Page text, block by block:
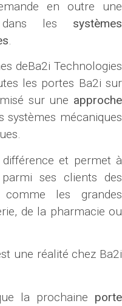
en outre une
dans les systèmes
.
deBa2i Technologies
les portes Ba2i sur
sur une approche
systèmes mécaniques
et permet à
ses clients des
les grandes
de la pharmacie ou
une réalité chez Ba2i
la prochaine porte